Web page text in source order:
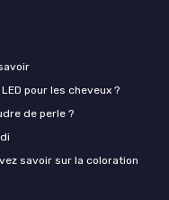
pour les cheveux ?
de perle ?
savoir sur la coloration